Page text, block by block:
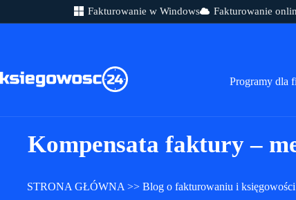
Fakturowanie w Windows Fakturowanie
Programy dla
Kompensata faktury –
STRONA GŁÓWNA >> Blog o fakturowaniu i księgowości